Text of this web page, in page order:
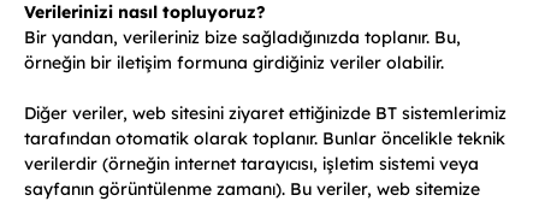
Verilerinizi nasıl topluyoruz?
Bir yandan, verileriniz bize sağladığınızda toplanır. Bu,
örneğin bir iletişim formuna girdiğiniz veriler olabilir.
Diğer veriler, web sitesini ziyaret ettiğinizde BT sistemlerimiz
tarafından otomatik olarak toplanır. Bunlar öncelikle teknik
verilerdir (örneğin internet tarayıcısı, işletim sistemi veya
sayfanın görüntülenme zamanı). Bu veriler, web sitemize